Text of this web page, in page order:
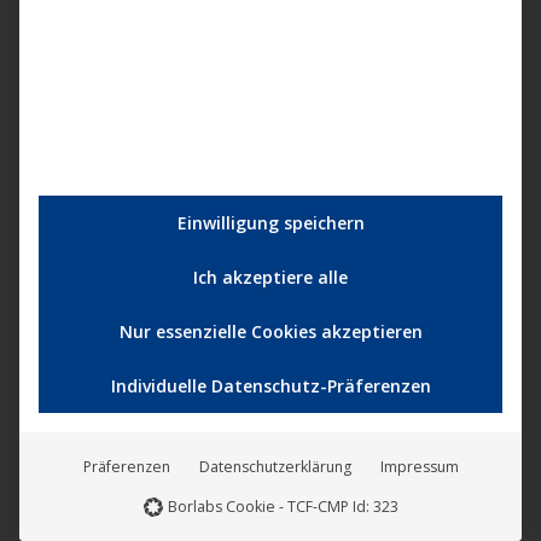
Einwilligung speichern
Ich akzeptiere alle
Nur essenzielle Cookies akzeptieren
Individuelle Datenschutz-Präferenzen
Präferenzen Datenschutzerklärung
Impressum
Borlabs Cookie - TCF-CMP Id: 323